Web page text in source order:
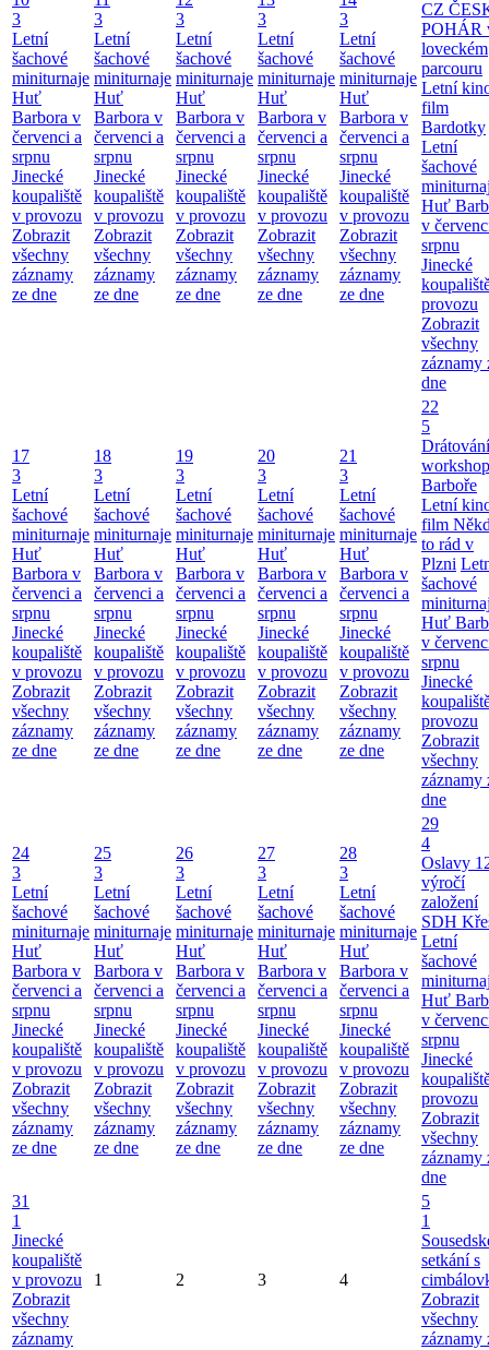
3
Letní
šachové
miniturnaje
Huť
Barbora v
červenci a
srpnu
Jinecké
koupaliště
v provozu
Zobrazit
všechny
záznamy
ze dne
3
Letní
šachové
miniturnaje
Huť
Barbora v
červenci a
srpnu
Jinecké
koupaliště
v provozu
Zobrazit
všechny
záznamy
ze dne
3
Letní
šachové
miniturnaje
Huť
Barbora v
červenci a
srpnu
Jinecké
koupaliště
v provozu
Zobrazit
všechny
záznamy
ze dne
3
Letní
šachové
miniturnaje
Huť
Barbora v
červenci a
srpnu
Jinecké
koupaliště
v provozu
Zobrazit
všechny
záznamy
ze dne
3
Letní
šachové
miniturnaje
Huť
Barbora v
červenci a
srpnu
Jinecké
koupaliště
v provozu
Zobrazit
všechny
záznamy
ze dne
CZ
POHÁR
loveckém
parcouru
Letní
film
Bardotky
Letní
šachové
Huť
v
srpnu
Jinecké
provozu
Zobrazit
všechny
záznamy
dne
17
3
Letní
šachové
miniturnaje
Huť
Barbora v
červenci a
srpnu
Jinecké
koupaliště
v provozu
Zobrazit
všechny
záznamy
ze dne
18
3
Letní
šachové
miniturnaje
Huť
Barbora v
červenci a
srpnu
Jinecké
koupaliště
v provozu
Zobrazit
všechny
záznamy
ze dne
19
3
Letní
šachové
miniturnaje
Huť
Barbora v
červenci a
srpnu
Jinecké
koupaliště
v provozu
Zobrazit
všechny
záznamy
ze dne
20
3
Letní
šachové
miniturnaje
Huť
Barbora v
červenci a
srpnu
Jinecké
koupaliště
v provozu
Zobrazit
všechny
záznamy
ze dne
21
3
Letní
šachové
miniturnaje
Huť
Barbora v
červenci a
srpnu
Jinecké
koupaliště
v provozu
Zobrazit
všechny
záznamy
ze dne
22
5
Barboře
Letní
film
to rád v
Plzni
šachové
Huť
v
srpnu
Jinecké
provozu
Zobrazit
všechny
záznamy
dne
24
3
Letní
šachové
miniturnaje
Huť
Barbora v
červenci a
srpnu
Jinecké
koupaliště
v provozu
Zobrazit
všechny
záznamy
ze dne
25
3
Letní
šachové
miniturnaje
Huť
Barbora v
červenci a
srpnu
Jinecké
koupaliště
v provozu
Zobrazit
všechny
záznamy
ze dne
26
3
Letní
šachové
miniturnaje
Huť
Barbora v
červenci a
srpnu
Jinecké
koupaliště
v provozu
Zobrazit
všechny
záznamy
ze dne
27
3
Letní
šachové
miniturnaje
Huť
Barbora v
červenci a
srpnu
Jinecké
koupaliště
v provozu
Zobrazit
všechny
záznamy
ze dne
28
3
Letní
šachové
miniturnaje
Huť
Barbora v
červenci a
srpnu
Jinecké
koupaliště
v provozu
Zobrazit
všechny
záznamy
ze dne
29
4
Oslavy
výročí
založení
SDH
Letní
šachové
Huť
v
srpnu
Jinecké
provozu
Zobrazit
všechny
záznamy
dne
31
1
Jinecké
koupaliště
v provozu
Zobrazit
všechny
záznamy
1 2 3 4
5
1
setkání s
Zobrazit
všechny
záznamy